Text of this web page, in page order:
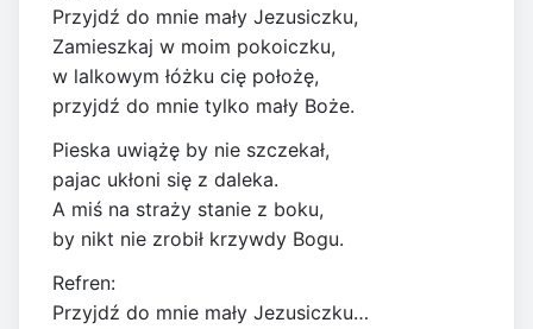
Przyjdź do mnie mały Jezusiczku,
Zamieszkaj w moim pokoiczku,
w lalkowym łóżku cię położę,
przyjdź do mnie tylko mały Boże.
Pieska uwiążę by nie szczekał,
pajac ukłoni się z daleka.
A miś na straży stanie z boku,
by nikt nie zrobił krzywdy Bogu.
Refren:
Przyjdź do mnie mały Jezusiczku…